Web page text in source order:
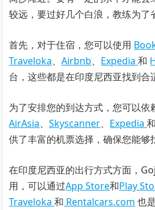
较远，要过好几个白浪，教练为了
首先，对于住宿，您可以使用
Traveloka、Airbnb、 Expedia和
台，这些都是在印度尼西亚找到合
为了安排您的到达方式，您可以
AirAsia、Skyscanner、 Expedia和
供了丰富的机票选择，确保您能够
在印度尼西亚的出行方式方面，
用，可以通过App Store和Play
Traveloka和 Rentalcars.com 也